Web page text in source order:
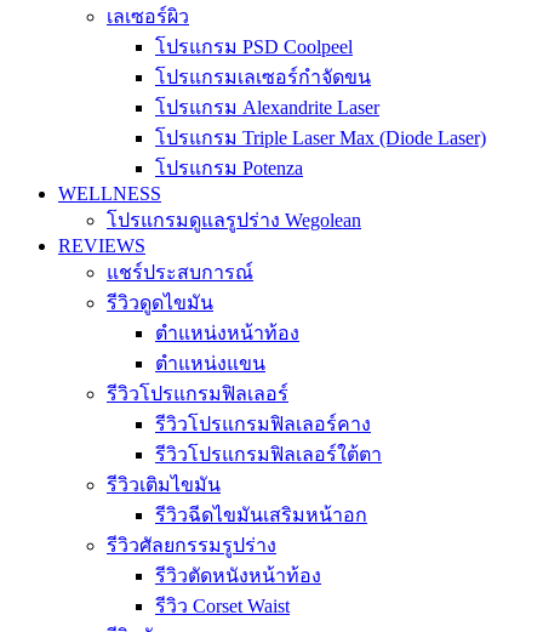
เลเซอร์ผิว
โปรแกรม PSD Coolpeel
โปรแกรมเลเซอร์กำจัดขน
โปรแกรม Alexandrite Laser
โปรแกรม Triple Laser Max (Diode Laser)
โปรแกรม Potenza
WELLNESS
โปรแกรมดูแลรูปร่าง Wegolean
REVIEWS
แชร์ประสบการณ์
รีวิวดูดไขมัน
ตำแหน่งหน้าท้อง
ตำแหน่งแขน
รีวิวโปรแกรมฟิลเลอร์
รีวิวโปรแกรมฟิลเลอร์คาง
รีวิวโปรแกรมฟิลเลอร์ใต้ตา
รีวิวเติมไขมัน
รีวิวฉีดไขมันเสริมหน้าอก
รีวิวศัลยกรรมรูปร่าง
รีวิวตัดหนังหน้าท้อง
รีวิว Corset Waist